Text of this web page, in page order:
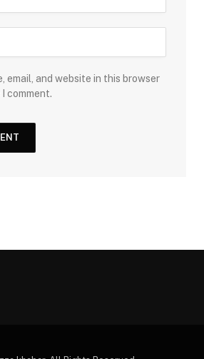
email, and website in this browser
comment.